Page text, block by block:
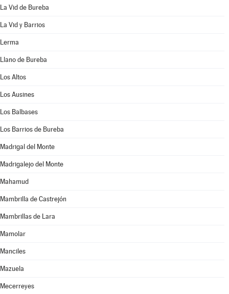
La Vid de Bureba
La Vid y Barrios
Lerma
Llano de Bureba
Los Altos
Los Ausines
Los Balbases
Los Barrios de Bureba
Madrigal del Monte
Madrigalejo del Monte
Mahamud
Mambrilla de Castrejón
Mambrillas de Lara
Mamolar
Manciles
Mazuela
Mecerreyes